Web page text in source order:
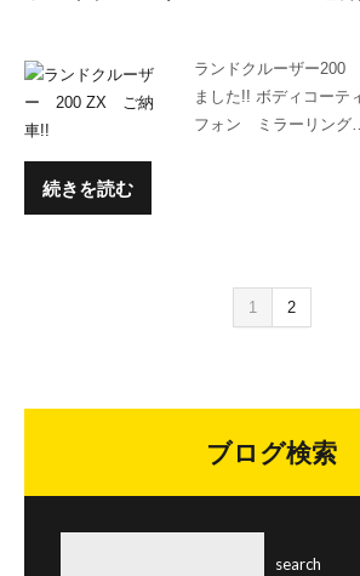
ランドクルーザー
ました!! ボディコーテ
フォン ミラーリング…
続きを読む
1 2
ブログ検索